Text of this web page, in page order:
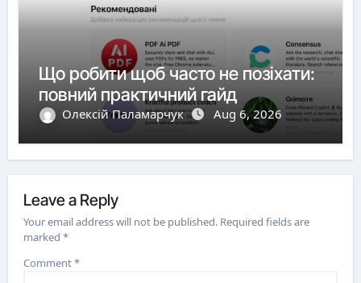
Що робити щоб часто не позіхати:
повний практичний гайд
Олексій Паламарчук Aug 6, 2026
Leave a Reply
Your email address will not be published. Required fields are
marked*
Comment*